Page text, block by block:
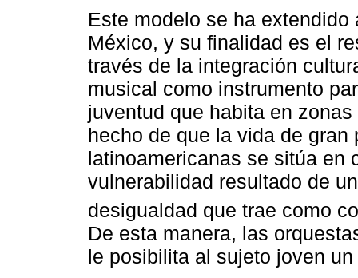
Este modelo se ha
México, y su finalidad es el
través de la integración
musical como instrumento
juventud que habita en
hecho de que la vida de
latinoamericanas se sitúa en
vulnerabilidad resultado de
desigualdad que trae como
De esta manera, las
le posibilita al sujeto joven